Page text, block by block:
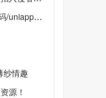
/1:1完美复刻UI
纱情趣
源！